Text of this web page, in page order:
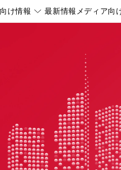
submenu
け情報
Pokaż submenu
最新情報 メディア向